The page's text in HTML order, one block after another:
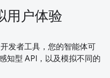
用户体验
发者工具，您的智能体可
知型 API，以及模拟不同的